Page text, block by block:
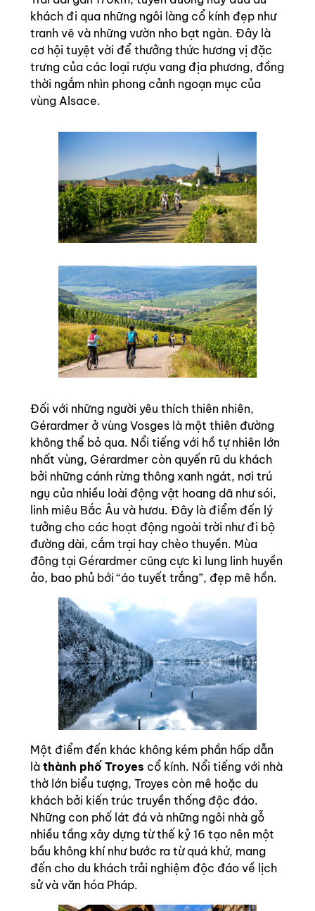
khách đi qua những ngôi làng cổ kính đẹp như
tranh vẽ và những vườn nho bạt ngàn. Đây là
cơ hội tuyệt vời để thưởng thức hương vị đặc
trưng của các loại rượu vang địa phương, đồng
thời ngắm nhìn phong cảnh ngoạn mục của
vùng Alsace.
Đối với những người yêu thích thiên nhiên,
Gérardmer ở vùng Vosges là một thiên đường
không thể bỏ qua. Nổi tiếng với hồ tự nhiên lớn
nhất vùng, Gérardmer còn quyến rũ du khách
bởi những cánh rừng thông xanh ngát, nơi trú
ngụ của nhiều loài động vật hoang dã như sói,
linh miêu Bắc Âu và hươu. Đây là điểm đến lý
tưởng cho các hoạt động ngoài trời như đi bộ
đường dài, cắm trại hay chèo thuyền. Mùa
đông tại Gérardmer cũng cực kì lung linh huyền
ảo, bao phủ bới “áo tuyết trắng”, đẹp mê hồn.
Một điểm đến khác không kém phần hấp dẫn
là thành phố Troyes cổ kính. Nổi tiếng với nhà
thờ lớn biểu tượng, Troyes còn mê hoặc du
khách bởi kiến trúc truyền thống độc đáo.
Những con phố lát đá và những ngôi nhà gỗ
nhiều tầng xây dựng từ thế kỷ 16 tạo nên một
bầu không khí như bước ra từ quá khứ, mang
đến cho du khách trải nghiệm độc đáo về lịch
sử và văn hóa Pháp.